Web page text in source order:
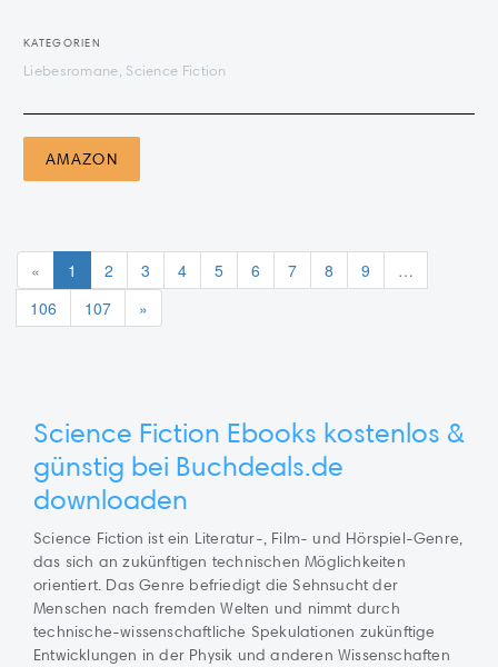
KATEGORIEN
Liebesromane, Science Fiction
AMAZON
« 1 2 3 4 5 6 7 8 9
…
106
107 »
Science Fiction Ebooks kostenlos &
günstig bei Buchdeals.de
downloaden
Science Fiction ist ein Literatur-, Film- und Hörspiel-Genre,
das sich an zukünftigen technischen Möglichkeiten
orientiert. Das Genre befriedigt die Sehnsucht der
Menschen nach fremden Welten und nimmt durch
technische-wissenschaftliche Spekulationen zukünftige
Entwicklungen in der Physik und anderen Wissenschaften